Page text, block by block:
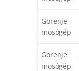
Gorenje
mosógép
Gorenje
mosógép